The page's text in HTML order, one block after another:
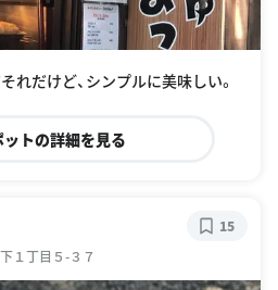
れだけど、シンプルに美味しい。
ットの詳細を見る
１丁目５-３７
15